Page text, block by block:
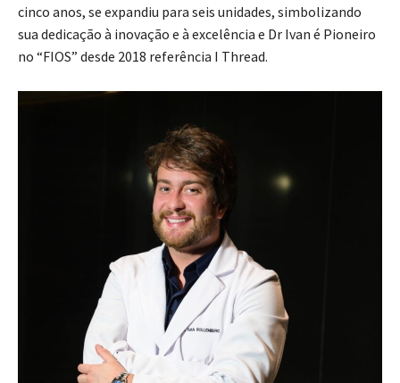
cinco anos, se expandiu para seis unidades, simbolizando
sua dedicação à inovação e à excelência e Dr Ivan é Pioneiro
no “FIOS” desde 2018 referência I Thread.